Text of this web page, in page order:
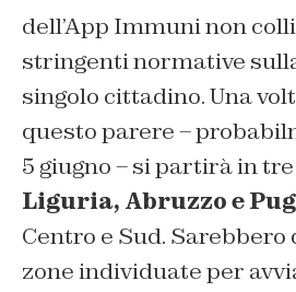
dell’App Immuni non
stringenti normative
singolo cittadino. Una
questo parere –
5 giugno – si partirà in
Liguria, Abruzzo e
Centro e Sud. Sarebbero
zone individuate per